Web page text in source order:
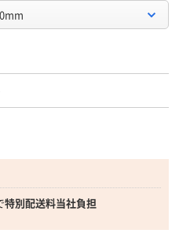
特別配送料当社負担